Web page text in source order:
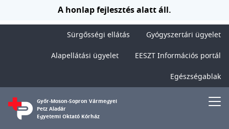
Ugrás a tartalomraA honlap fejlesztés alatt áll.
Sürgősségi ellátás
Gyógyszertári ügyelet
Alapellátási ügyelet
EESZT Információs portál
Egészségablak
Győr-Moson-Sopron Vármegyei
Petz Aladár
Egyetemi Oktató Kórház